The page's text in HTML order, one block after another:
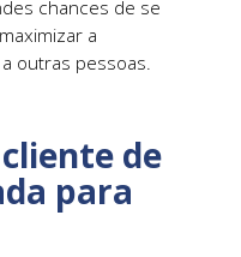
chances de se
a
outras pessoas.
de
para